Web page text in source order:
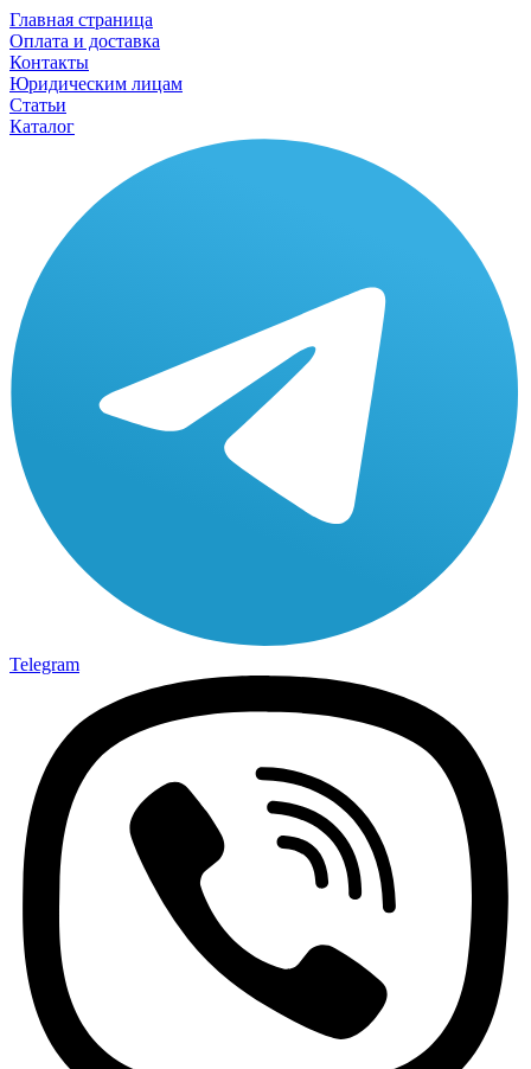
Главная страница
Оплата и доставка
Контакты
Юридическим лицам
Статьи
Каталог
Telegram